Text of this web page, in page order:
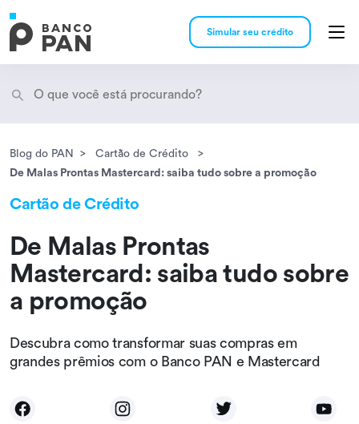
Simular seu crédito
Encontramosresultados
Blog do PAN
Cartão de Crédito
De Malas Prontas Mastercard: saiba tudo sobre a promoção
Cartão de Crédito
De Malas Prontas
Mastercard: saiba tudo sobre
a promoção
Descubra como transformar suas compras em
grandes prêmios com o Banco PAN e Mastercard